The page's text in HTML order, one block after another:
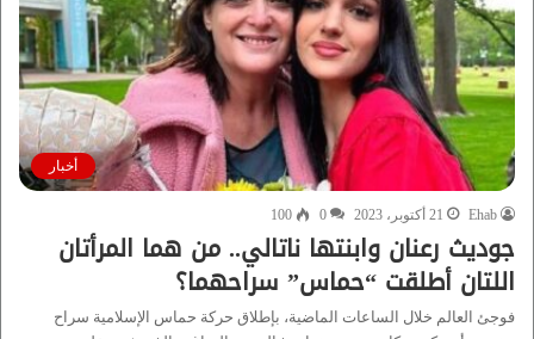
أخبار
Ehab 21 أكتوبر، 2023 0
100
جوديث رعنان وابنتها ناتالي.. من هما المرأتان
اللتان أطلقت “حماس” سراحهما؟
فوجئ العالم خلال الساعات الماضية، بإطلاق حركة حماس الإسلامية سراح